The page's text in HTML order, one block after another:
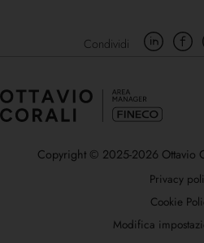
Condividi
Copyright © 2025-2026 Ottavio
Privacy
Cookie
Modifica